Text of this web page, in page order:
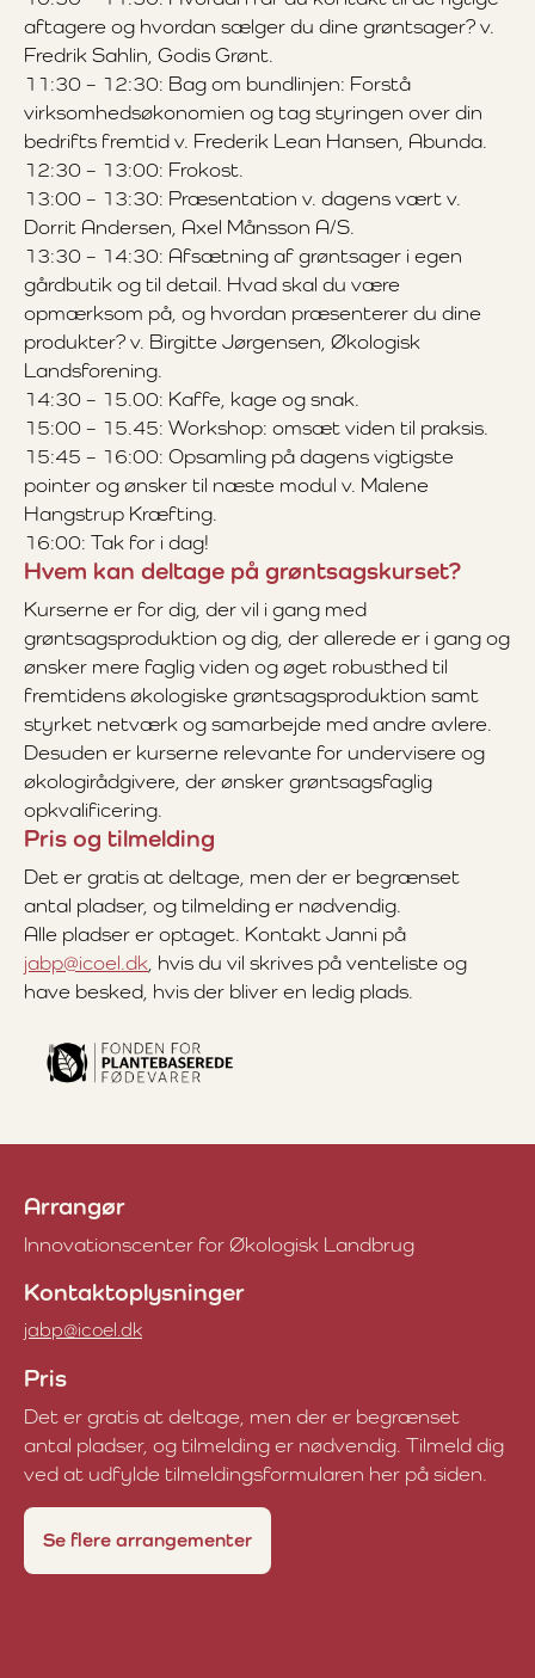
aftagere og hvordan sælger du dine grøntsager? v.
Fredrik Sahlin, Godis Grønt.
11:30 – 12:30: Bag om bundlinjen: Forstå
virksomhedsøkonomien og tag styringen over din
bedrifts fremtid v. Frederik Lean Hansen, Abunda.
12:30 – 13:00: Frokost.
13:00 – 13:30: Præsentation v. dagens vært v.
Dorrit Andersen, Axel Månsson A/S.
13:30 – 14:30: Afsætning af grøntsager i egen
gårdbutik og til detail. Hvad skal du være
opmærksom på, og hvordan præsenterer du dine
produkter? v. Birgitte Jørgensen, Økologisk
Landsforening.
14:30 – 15.00: Kaffe, kage og snak.
15:00 – 15.45: Workshop: omsæt viden til praksis.
15:45 – 16:00: Opsamling på dagens vigtigste
pointer og ønsker til næste modul v. Malene
Hangstrup Kræfting.
16:00: Tak for i dag!
Hvem kan deltage på grøntsagskurset?
Kurserne er for dig, der vil i gang med
grøntsagsproduktion og dig, der allerede er i gang og
ønsker mere faglig viden og øget robusthed til
fremtidens økologiske grøntsagsproduktion samt
styrket netværk og samarbejde med andre avlere.
Desuden er kurserne relevante for undervisere og
økologirådgivere, der ønsker grøntsagsfaglig
opkvalificering.
Pris og tilmelding
Det er gratis at deltage, men der er begrænset
antal pladser, og tilmelding er nødvendig.
Alle pladser er optaget. Kontakt Janni på
jabp@icoel.dk, hvis du vil skrives på venteliste og
have besked, hvis der bliver en ledig plads.
Arrangør
Innovationscenter for Økologisk Landbrug
Kontaktoplysninger
jabp@icoel.dk
Pris
Det er gratis at deltage, men der er begrænset
antal pladser, og tilmelding er nødvendig. Tilmeld dig
ved at udfylde tilmeldingsformularen her på siden.
Se flere arrangementer